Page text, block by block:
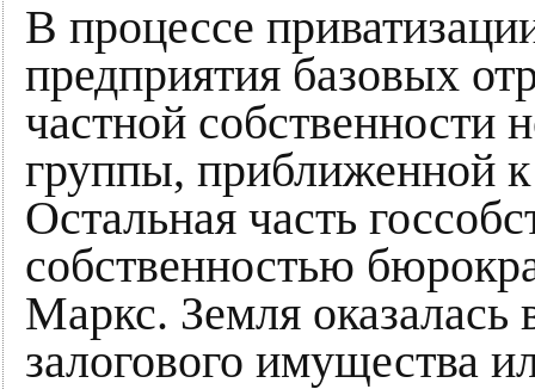
В процессе
предприятия базовых
частной собственности
группы, приближенной к
Остальная часть
собственностью
Маркс. Земля оказалась
залогового имущества